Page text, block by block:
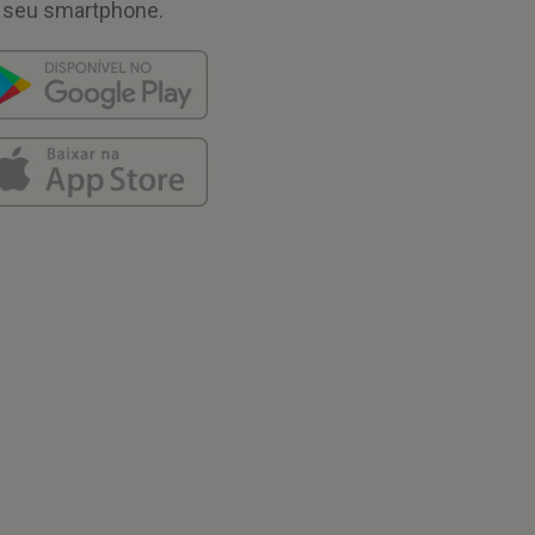
smartphone.